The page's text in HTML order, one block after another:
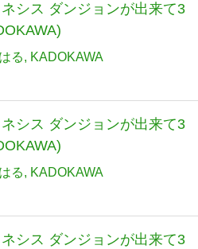
シス ダンジョンが出来て3
る KADOKAWA
シス ダンジョンが出来て3
る KADOKAWA
シス ダンジョンが出来て3